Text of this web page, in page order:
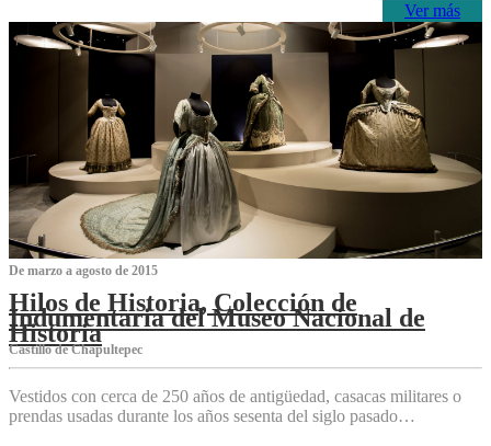
Ver más
De marzo a agosto de 2015
Hilos de Historia, Colección de
Indumentaria del Museo Nacional de
Historia
Castillo de Chapultepec
Vestidos con cerca de 250 años de antigüedad, casacas militares o
prendas usadas durante los años sesenta del siglo pasado…